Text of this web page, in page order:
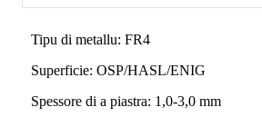
Tipu di metallu: FR4
Superficie: OSP/HASL/ENIG
Spessore di a piastra: 1,0-3,0 mm